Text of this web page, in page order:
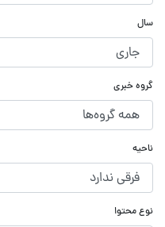
سال
گروه خبری
ناحیه
نوع محتوا